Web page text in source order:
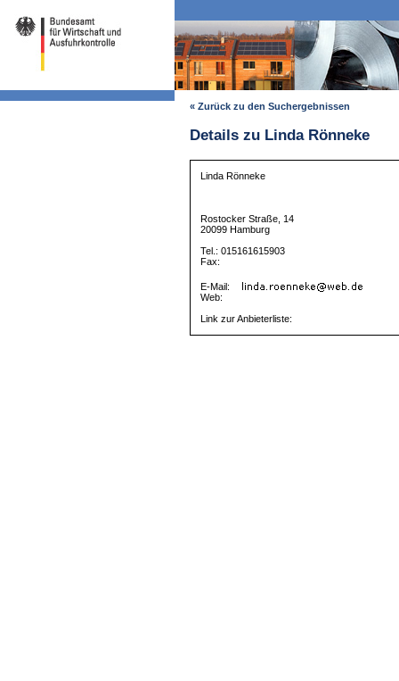
« Zurück zu den Suchergebnissen
Details zu Linda Rönneke
Linda Rönneke
Rostocker Straße, 14
20099 Hamburg
Tel.: 015161615903
Fax:
E-Mail:
Web:
Link zur Anbieterliste: